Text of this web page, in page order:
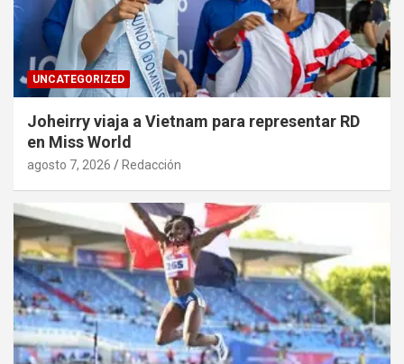
UNCATEGORIZED
Joheirry viaja a Vietnam para representar RD
en Miss World
agosto 7, 2026 Redacción